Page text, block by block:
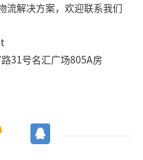
流解决方案，欢迎联系我们
31号名汇广场805A房